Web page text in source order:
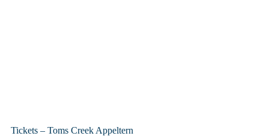
Tickets – Toms Creek Appeltern